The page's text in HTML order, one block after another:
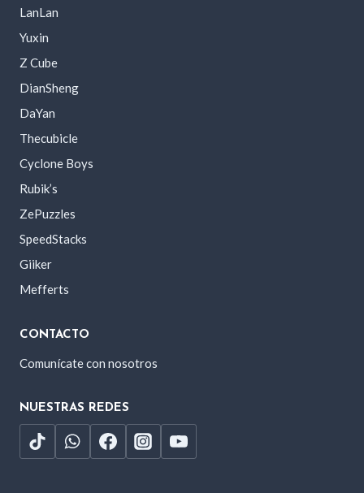
LanLan
Yuxin
Z Cube
DianSheng
DaYan
Thecubicle
Cyclone Boys
Rubik’s
ZePuzzles
SpeedStacks
Giiker
Mefferts
CONTACTO
Comunícate con nosotros
NUESTRAS REDES